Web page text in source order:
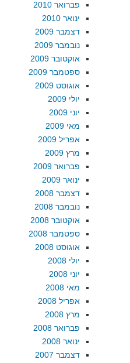
פברואר 2010
ינואר 2010
דצמבר 2009
נובמבר 2009
אוקטובר 2009
ספטמבר 2009
אוגוסט 2009
יולי 2009
יוני 2009
מאי 2009
אפריל 2009
מרץ 2009
פברואר 2009
ינואר 2009
דצמבר 2008
נובמבר 2008
אוקטובר 2008
ספטמבר 2008
אוגוסט 2008
יולי 2008
יוני 2008
מאי 2008
אפריל 2008
מרץ 2008
פברואר 2008
ינואר 2008
דצמבר 2007